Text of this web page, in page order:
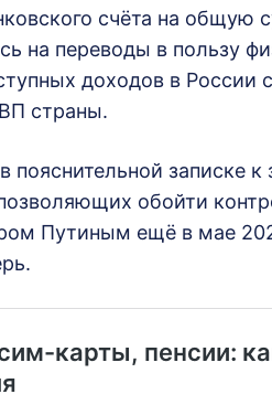
счёта на общую
на переводы в пользу
доходов в России
страны.
записке к
обойти
Путиным ещё в мае